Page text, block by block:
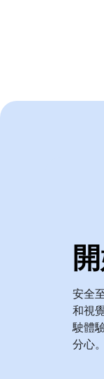
安全
和視
駛體
分心。